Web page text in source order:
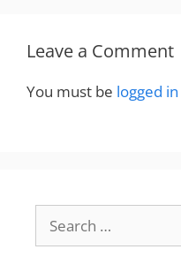
Leave a Comment
You must be logged in
for: